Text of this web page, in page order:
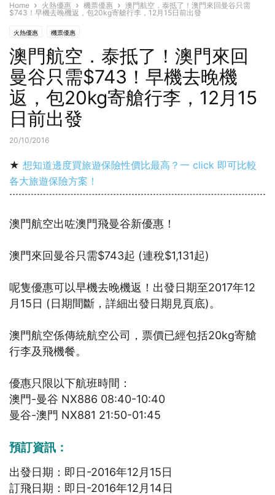
Home 火熱優惠 機票優惠
澳門航空．泰抵了！澳門來回曼谷只需
$743！早機去晚機返，包20kg寄艙行李，12月15日前出發
火熱優惠 機票優惠
澳門航空．泰抵了！澳門來回
曼谷只需$743！早機去晚機
返，包20kg寄艙行李，12月15
日前出發
20/10/2016
★ 想知道邊度買旅遊保險性價比最高？一 click 即可比較
各大旅遊保險方案！
澳門航空出咗澳門飛曼谷新優惠！
澳門來回曼谷只需$743起 (連稅$1,131起)
呢隻優惠可以早機去晚機返！出發日期至2017年12
月15日 (日期間斷，詳細出發日期見頁底)。
澳門航空係傳統航空公司，票價已經包括20kg寄艙
行李及飛機餐。
優惠只限以下航班時間：
澳門-曼谷 NX886 08:40-10:40
曼谷-澳門 NX881 21:50-01:45
預訂資訊：
出發日期：即日-2016年12月15日
訂飛日期：即日-2016年12月14日